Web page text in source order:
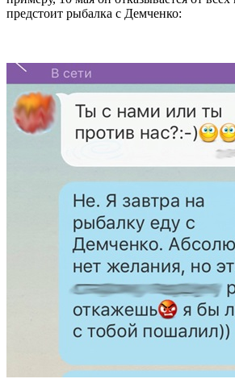
предстоит рыбалка с Демченко: